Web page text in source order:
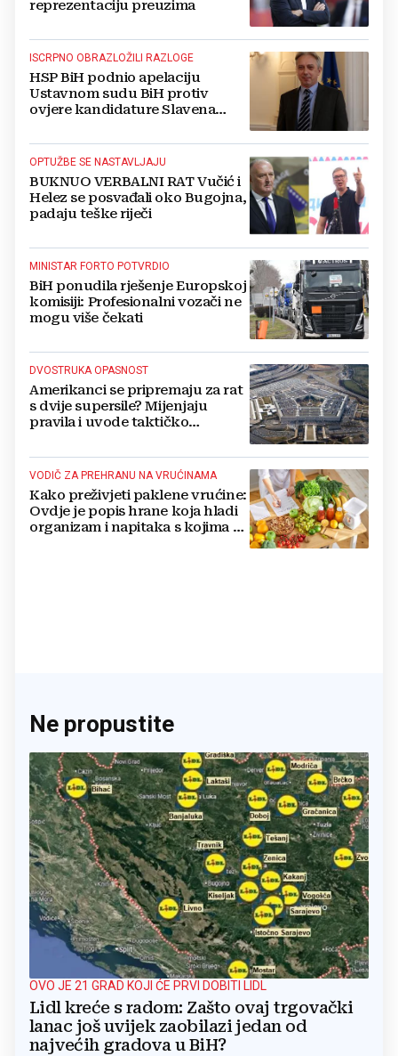
reprezentaciju preuzima
ISCRPNO OBRAZLOŽILI RAZLOGE
HSP BiH podnio apelaciju
Ustavnom sudu BiH protiv
ovjere kandidature Slavena
OPTUŽBE SE NASTAVLJAJU
BUKNUO VERBALNI RAT Vučić i
Helez se posvađali oko Bugojna,
padaju teške riječi
MINISTAR FORTO POTVRDIO
BiH ponudila rješenje Europskoj
komisiji: Profesionalni vozači ne
mogu više čekati
DVOSTRUKA OPASNOST
Amerikanci se pripremaju za rat
s dvije supersile? Mijenjaju
pravila i uvode taktičko
VODIČ ZA PREHRANU NA VRUĆINAMA
Kako preživjeti paklene vrućine:
Ovdje je popis hrane koja hladi
organizam i napitaka s kojima si
Ne propustite
OVO JE 21 GRAD KOJI ĆE PRVI DOBITI LIDL
Lidl kreće s radom: Zašto ovaj trgovački
lanac još uvijek zaobilazi jedan od
najvećih gradova u BiH?